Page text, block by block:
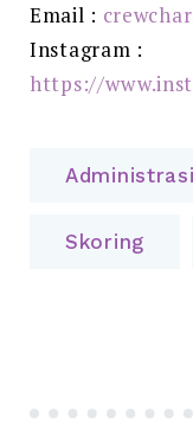
Email :
Instagram :
https://
Administrasi
Skoring